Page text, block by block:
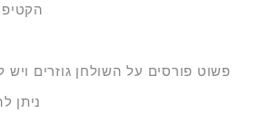
פשוט פורסים על השולחן גוזרים ויש
ניתן